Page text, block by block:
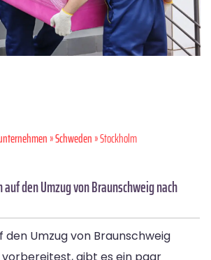
»Schweden» Stockholm
den Umzug von Braunschweig nach
den Umzug von Braunschweig
gibt es ein paar